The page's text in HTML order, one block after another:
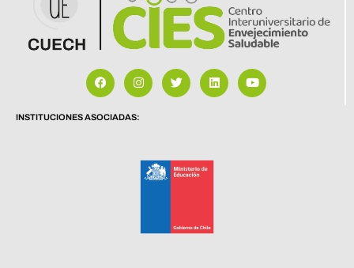
INSTITUCIONES ASOCIADAS: